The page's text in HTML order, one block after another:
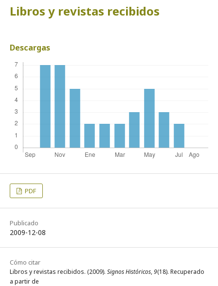
Libros y revistas recibidos
Descargas
PDF
Publicado
2009-12-08
Cómo citar
Libros y revistas recibidos. (2009). Signos Históricos,9(18). Recuperado
a partir de